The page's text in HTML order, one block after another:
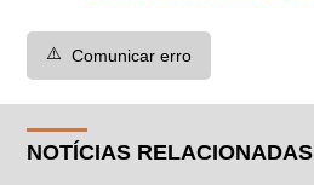
⚠️ Comunicar erro
NOTÍCIAS RELACIONADAS